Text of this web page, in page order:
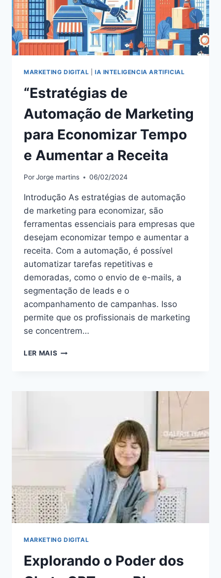
SUCESSO
MARKETING DIGITAL IA INTELIGENCIA ARTIFICIAL
“Estratégias de
Automação de Marketing
para Economizar Tempo
e Aumentar a Receita
PorJorge martins 06/02/2024
Introdução As estratégias de automação
de marketing para economizar, são
ferramentas essenciais para empresas que
desejam economizar tempo e aumentar a
receita. Com a automação, é possível
automatizar tarefas repetitivas e
demoradas, como o envio de e-mails, a
segmentação de leads e o
acompanhamento de campanhas. Isso
permite que os profissionais de marketing
se concentrem…
LER MAIS “ESTRATÉGIAS
RECEITA
MARKETING DIGITAL
Explorando o Poder dos